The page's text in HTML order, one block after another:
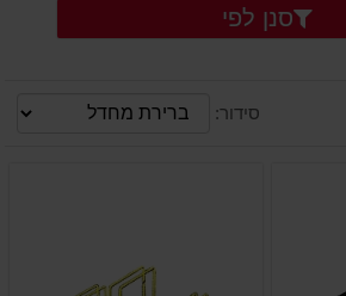
סנן לפי
סידור: